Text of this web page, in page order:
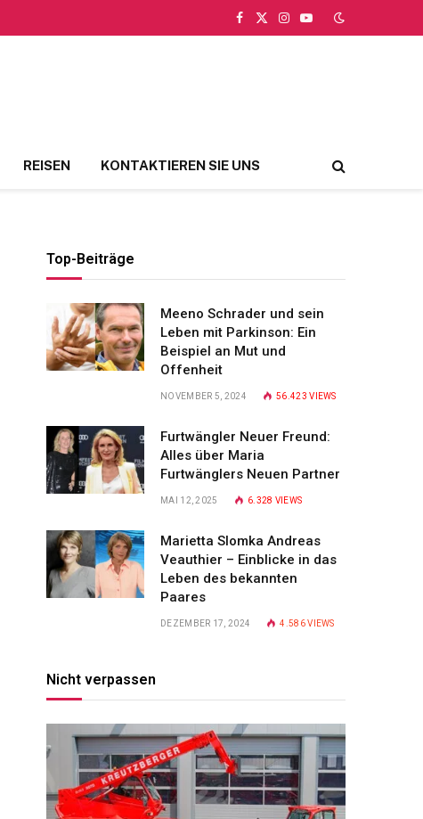
Facebook
X
Instagram
YouTube
REISEN KONTAKTIEREN SIE UNS
Top-Beiträge
Meeno Schrader und sein
Leben mit Parkinson: Ein
Beispiel an Mut und
Offenheit
NOVEMBER 5, 2024 56.423VIEWS
Furtwängler Neuer Freund:
Alles über Maria
Furtwänglers Neuen Partner
MAI 12, 2025 6.328 VIEWS
Marietta Slomka Andreas
Veauthier – Einblicke in das
Leben des bekannten
Paares
DEZEMBER 17, 2024 4.586VIEWS
Nicht verpassen